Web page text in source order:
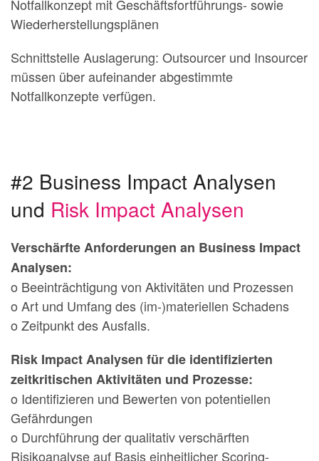
Notfallkonzept mit Geschäftsfortführungs- sowie
Wiederherstellungsplänen
Schnittstelle Auslagerung: Outsourcer und Insourcer
müssen über aufeinander abgestimmte
Notfallkonzepte verfügen.
#2 Business Impact Analysen
und Risk Impact Analysen
Verschärfte Anforderungen an Business Impact
Analysen:
o Beeinträchtigung von Aktivitäten und Prozessen
o Art und Umfang des (im-)materiellen Schadens
o Zeitpunkt des Ausfalls.
Risk Impact Analysen für die identifizierten
zeitkritischen Aktivitäten und Prozesse:
o Identifizieren und Bewerten von potentiellen
Gefährdungen
o Durchführung der qualitativ verschärften
Risikoanalyse auf Basis einheitlicher Scoring-